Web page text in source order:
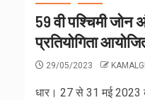
59 वी पश्चिमी
प्रतियोगिता
29/05/2023
धार। 27 से 31 मई 2023